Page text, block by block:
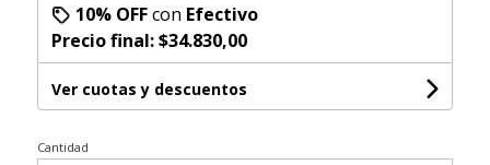
10% OFFcon Efectivo
Precio final:$34.830,00
Ver cuotas y descuentos
Cantidad